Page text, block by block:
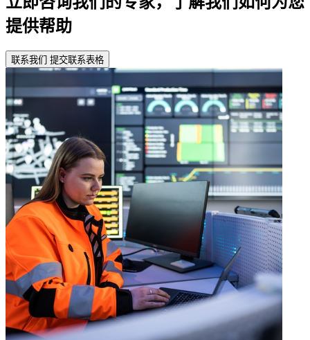
提供帮助
联系我们 提交联系表格